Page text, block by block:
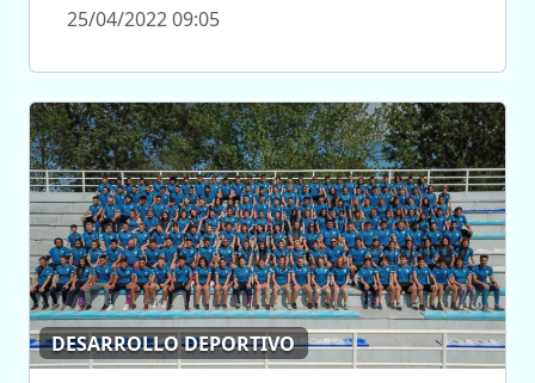
25/04/2022 09:05
DESARROLLO DEPORTIVO